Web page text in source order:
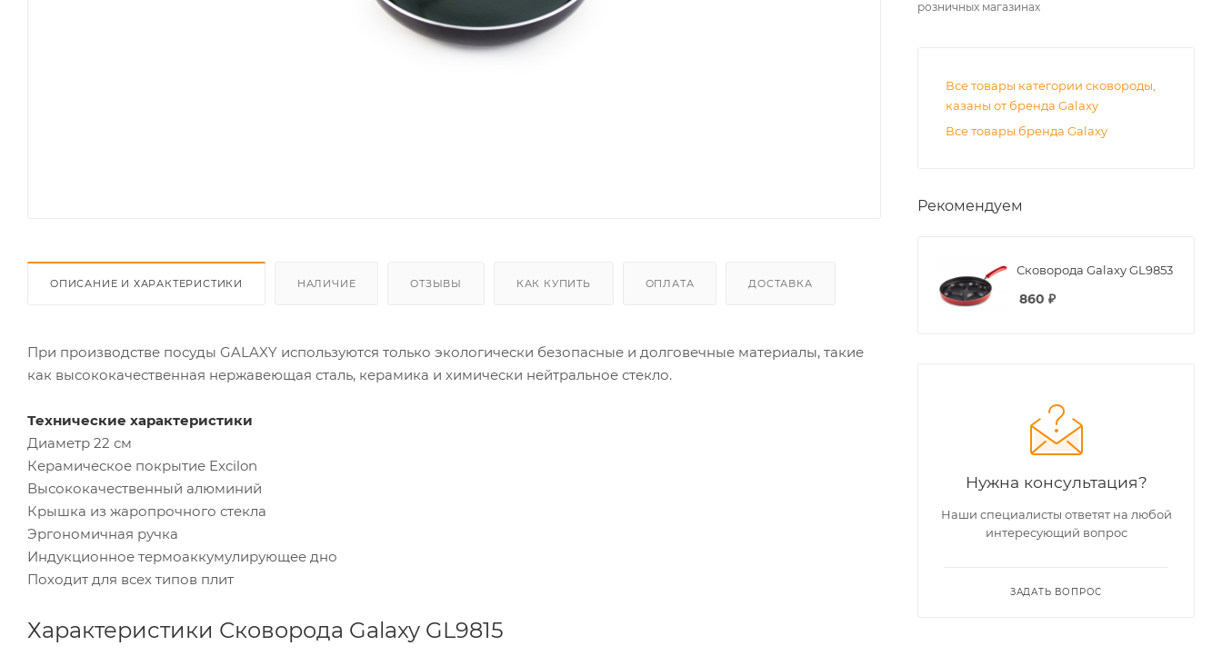
ОПИСАНИЕ И ХАРАКТЕРИСТИКИ НАЛИЧИЕ ОТЗЫВЫ КАК КУПИТЬ ОПЛАТА ДОСТАВКА
При производстве посуды GALAXY используются только экологически безопасные и долговечные материалы, такие
как высококачественная нержавеющая сталь, керамика и химически нейтральное стекло.
Технические характеристики
Диаметр 22 см
Керамическое покрытие Excilon
Высококачественный алюминий
Крышка из жаропрочного стекла
Эргономичная ручка
Индукционное термоаккумулирующее дно
Походит для всех типов плит
Характеристики Сковорода Galaxy GL9815
розничных магазинах
Все товары категории сковороды,
казаны от бренда Galaxy
Все товары бренда Galaxy
Рекомендуем
Сковорода Galaxy GL9853
860 ₽
Нужна консультация?
Наши специалисты ответят на любой
интересующий вопрос
ЗАДАТЬ ВОПРОС